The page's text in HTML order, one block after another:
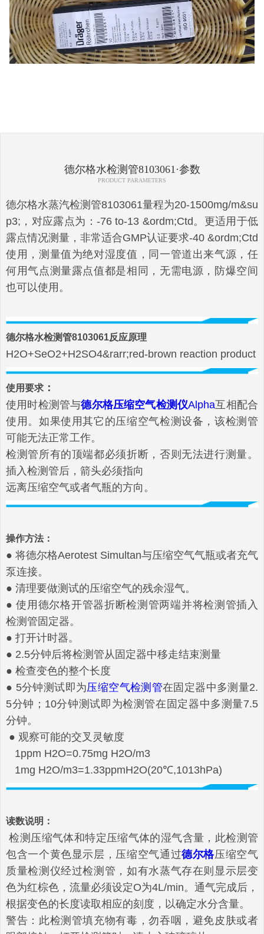
德尔格水检测管8103061·参数
PRODUCT PARAMETERS
德尔格水蒸汽检测管8103061量程为20-1500mg/m&su
p3;，对应露点为：-76 to-13 &ordm;Ctd。更适用于低
露点情况测量，非常适合GMP认证要求-40 &ordm;Ctd
使用，测量值为绝对湿度值，同一管道出来气源，任
何用气点测量露点值都是相同，无需电源，防爆空间
也可以使用。
德尔格水检测管8103061反应原理
H2O+SeO2+H2SO4&rarr;red-brown reaction product
使用要求：
使用时检测管与德尔格压缩空气检测仪Alpha互相配合
使用。如果使用其它的压缩空气检测设备，该检测管
可能无法正常工作。
检测管所有的顶端都必须折断，否则无法进行测量。
插入检测管后，箭头必须指向
远离压缩空气或者气瓶的方向。
操作方法：
● 将德尔格Aerotest Simultan与压缩空气气瓶或者充气
泵连接。
● 清理要做测试的压缩空气的残余湿气。
● 使用德尔格开管器折断检测管两端并将检测管插入
检测管固定器。
● 打开计时器。
● 2.5分钟后将检测管从固定器中移走结束测量
● 检查变色的整个长度
● 5分钟测试即为压缩空气检测管在固定器中多测量2.
5分钟；10分钟测试即为检测管在固定器中多测量7.5
分钟。
● 观察可能的交叉灵敏度
1ppm H2O=0.75mg H2O/m3
1mg H2O/m3=1.33ppmH2O(20℃,1013hPa)
读数说明：
检测压缩气体和特定压缩气体的湿气含量，此检测管
包含一个黄色显示层，压缩空气通过德尔格压缩空气
质量检测仪经过检测管，如有水蒸气存在则显示层变
色为红棕色，流量必须设定O为4L/min。通气完成后，
根据变色的长度读取相应的刻度，以确定水分含量。
警告：此检测管填充物有毒，勿吞咽，避免皮肤或者